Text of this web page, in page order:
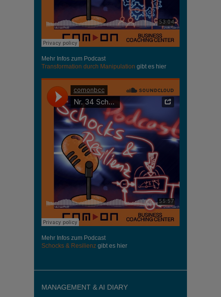
Mehr Infos zum Podcast
Transformation durch Manipulation gibt es hier
Mehr Infos zum Podcast
Schocks & Resilienz gibt es hier
MANAGEMENT & AI DIARY